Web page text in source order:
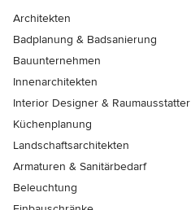
Architekten
Badplanung & Badsanierung
Bauunternehmen
Innenarchitekten
Interior Designer & Raumausstatter
Küchenplanung
Landschaftsarchitekten
Armaturen & Sanitärbedarf
Beleuchtung